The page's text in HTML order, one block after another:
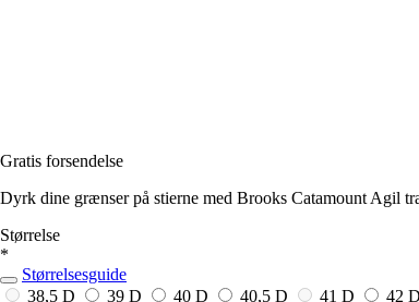
Gratis forsendelse
Dyrk dine grænser på stierne med Brooks Catamount Agil
Størrelse
*
Størrelsesguide
38,5 D
39 D 40 D 40,5 D 41 D 42 D